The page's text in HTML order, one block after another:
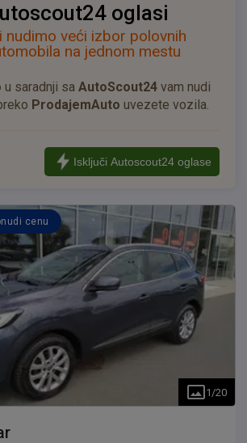
oglasi
nudimo veći izbor polovnih
na jednom mestu
u saradnji sa AutoScout24 vam nudi
ProdajemAuto uvezete vozila.
Isključi Autoscout24 oglase
cenu
1 /20